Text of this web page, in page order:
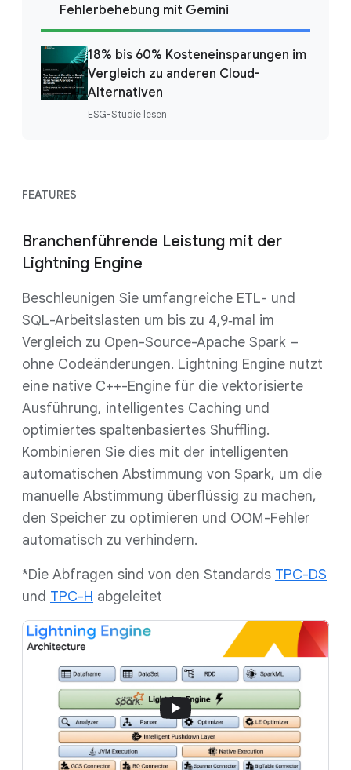
Fehlerbehebung mit Gemini
18% bis 60% Kosteneinsparungen im
Vergleich zu anderen Cloud-
Alternativen
ESG-Studie lesen
FEATURES
Branchenführende Leistung mit der
Lightning Engine
Beschleunigen Sie umfangreiche ETL- und
SQL-Arbeitslasten um bis zu 4,9‑mal im
Vergleich zu Open-Source-Apache Spark –
ohne Codeänderungen. Lightning Engine nutzt
eine native C++-Engine für die vektorisierte
Ausführung, intelligentes Caching und
optimiertes spaltenbasiertes Shuffling.
Kombinieren Sie dies mit der intelligenten
automatischen Abstimmung von Spark, um die
manuelle Abstimmung überflüssig zu machen,
den Speicher zu optimieren und OOM-Fehler
automatisch zu verhindern.
*Die Abfragen sind von den Standards TPC-DS
und TPC-H abgeleitet